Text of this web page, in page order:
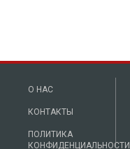
О НАС
КОНТАКТЫ
ПОЛИТИКА
КОНФИДЕНЦИАЛЬНОСТИ